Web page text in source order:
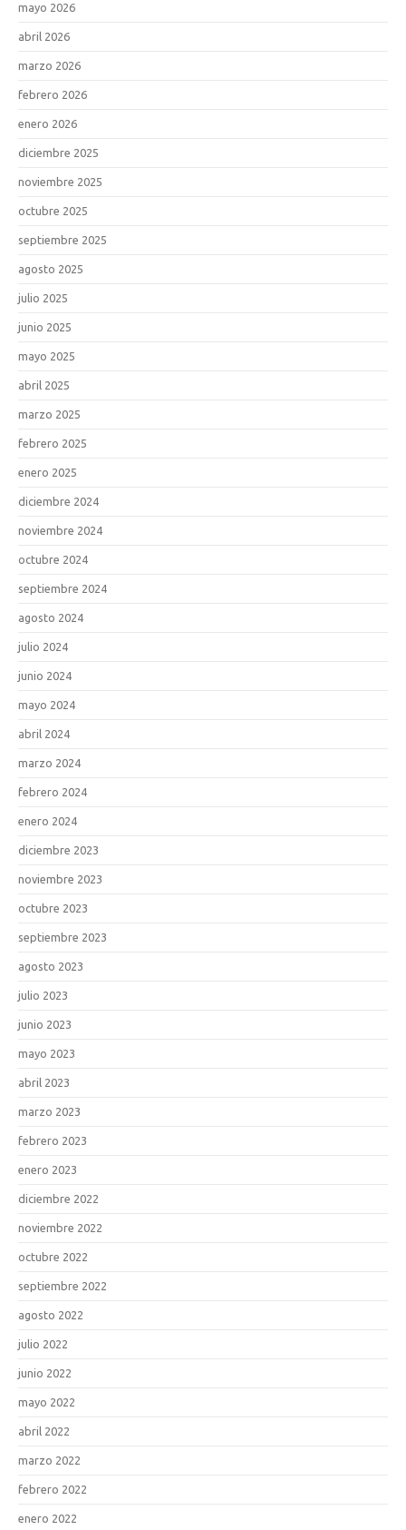
mayo 2026
abril 2026
marzo 2026
febrero 2026
enero 2026
diciembre 2025
noviembre 2025
octubre 2025
septiembre 2025
agosto 2025
julio 2025
junio 2025
mayo 2025
abril 2025
marzo 2025
febrero 2025
enero 2025
diciembre 2024
noviembre 2024
octubre 2024
septiembre 2024
agosto 2024
julio 2024
junio 2024
mayo 2024
abril 2024
marzo 2024
febrero 2024
enero 2024
diciembre 2023
noviembre 2023
octubre 2023
septiembre 2023
agosto 2023
julio 2023
junio 2023
mayo 2023
abril 2023
marzo 2023
febrero 2023
enero 2023
diciembre 2022
noviembre 2022
octubre 2022
septiembre 2022
agosto 2022
julio 2022
junio 2022
mayo 2022
abril 2022
marzo 2022
febrero 2022
enero 2022